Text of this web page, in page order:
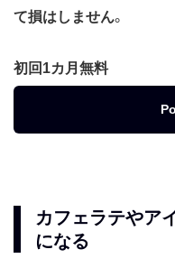
て損はしません。
初回1カ月無料
カフェラテやア
になる